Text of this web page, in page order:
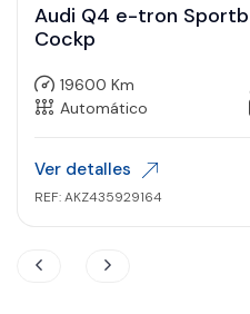
Audi Q4 e-tron Sportb
Cockp
19600 Km
Automático
Ver detalles
REF: AKZ435929164